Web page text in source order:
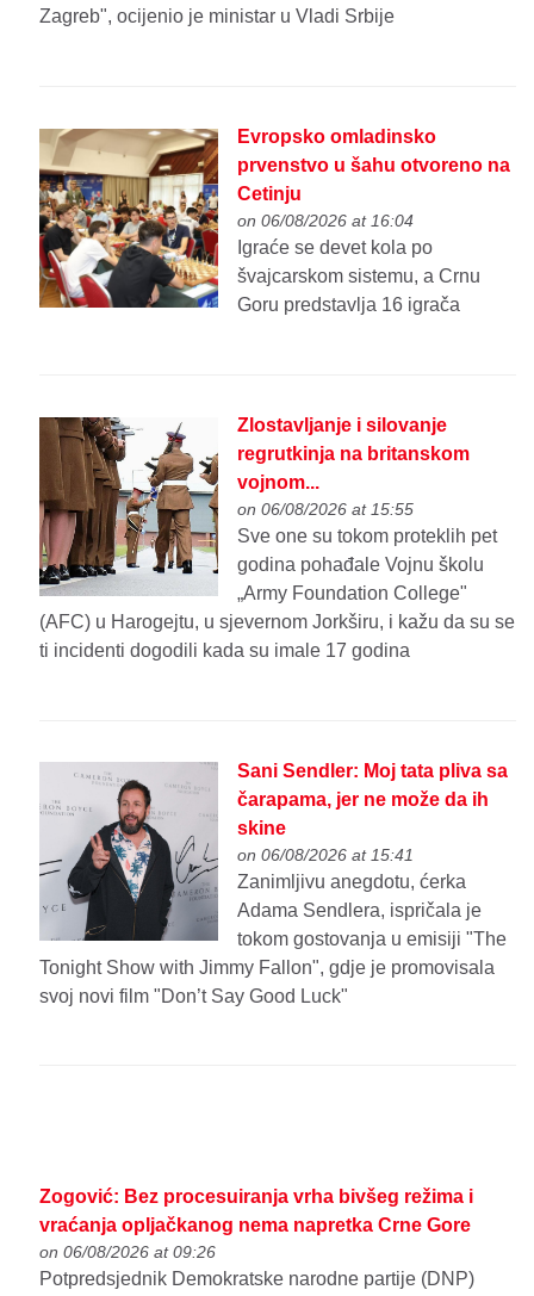
Zagrеb", ocijenio je ministar u Vladi Srbije
Evropsko omladinsko
prvenstvo u šahu otvoreno na
Cetinju
on 06/08/2026 at 16:04
Igraće se devet kola po
švajcarskom sistemu, a Crnu
Goru predstavlja 16 igrača
Zlostavljanje i silovanje
regrutkinja na britanskom
vojnom...
on 06/08/2026 at 15:55
Sve one su tokom proteklih pet
godina pohađale Vojnu školu
„Army Foundation College"
(AFC) u Harogejtu, u sjevernom Jorkširu, i kažu da su se
ti incidenti dogodili kada su imale 17 godina
Sani Sendler: Moj tata pliva sa
čarapama, jer ne može da ih
skine
on 06/08/2026 at 15:41
Zanimljivu anegdotu, ćerka
Adama Sendlera, ispričala je
tokom gostovanja u emisiji "The
Tonight Show with Jimmy Fallon", gdje je promovisala
svoj novi film "Don’t Say Good Luck"
Zogović: Bez procesuiranja vrha bivšeg režima i
vraćanja opljačkanog nema napretka Crne Gore
on 06/08/2026 at 09:26
Potpredsjednik Demokratske narodne partije (DNP)